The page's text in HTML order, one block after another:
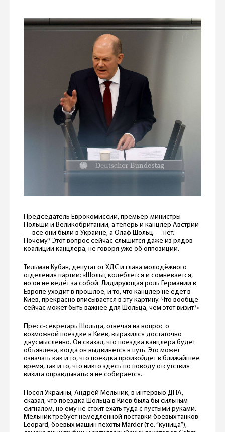
Председатель Еврокомиссии, премьер-министры
Польши и Великобритании, а теперь и канцлер Австрии
— все они были в Украине, а Олаф Шольц — нет.
Почему? Этот вопрос сейчас слышится даже из рядов
коалиции канцлера, не говоря уже об оппозиции.
Тильман Кубан, депутат от ХДС и глава молодёжного
отделения партии: «Шольц колеблется и сомневается,
но он не ведёт за собой. Лидирующая роль Германии в
Европе уходит в прошлое, и то, что канцлер не едет в
Киев, прекрасно вписывается в эту картину. Что вообще
сейчас может быть важнее для Шольца, чем этот визит?»
Пресс-секретарь Шольца, отвечая на вопрос о
возможной поездке в Киев, выразился достаточно
двусмысленно. Он сказал, что поездка канцлера будет
объявлена, когда он выдвинется в путь. Это может
означать как и то, что поездка произойдет в ближайшее
время, так и то, что никто здесь по поводу отсутствия
визита оправдываться не собирается.
Посол Украины, Андрей Мельник, в интервью ДПА,
сказал, что поездка Шольца в Киев была бы сильным
сигналом, но ему не стоит ехать туда с пустыми руками.
Мельник требует немедленной поставки боевых танков
Leopard, боевых машин пехоты Marder (т.е. “куница”),